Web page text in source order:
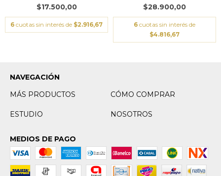
$17.500,00
6 cuotas sin interés de $2.916,67
$28.900,00
6 cuotas sin interés de
$4.816,67
NAVEGACIÓN
MÁS PRODUCTOS
CÓMO COMPRAR
ESTUDIO NOSOTROS
MEDIOS DE PAGO